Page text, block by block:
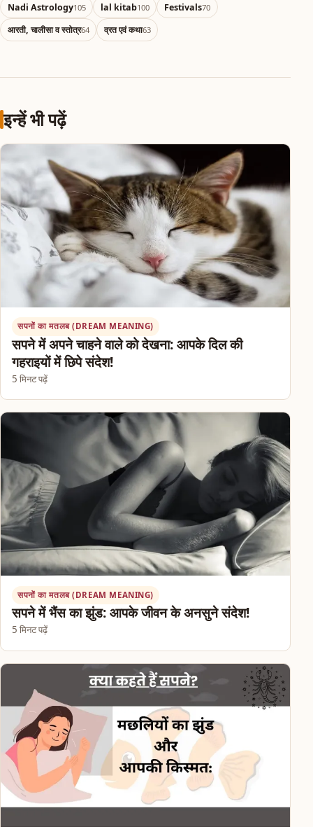
Nadi Astrology105 lal kitab100 Festivals70
आरती, चालीसा व स्तोत्र64 व्रत एवं कथा63
इन्हें भी पढ़ें
सपनों का मतलब (DREAM MEANING)
सपने में अपने चाहने वाले को देखना: आपके दिल की
गहराइयों में छिपे संदेश!
5 मिनट पढ़ें
सपनों का मतलब (DREAM MEANING)
सपने में भैंस का झुंड: आपके जीवन के अनसुने संदेश!
5 मिनट पढ़ें